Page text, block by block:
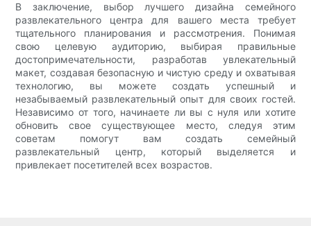
В заключение, выбор лучшего дизайна семейного
развлекательного центра для вашего места требует
тщательного планирования и рассмотрения. Понимая
свою целевую аудиторию, выбирая правильные
достопримечательности, разработав увлекательный
макет, создавая безопасную и чистую среду и охватывая
технологию, вы можете создать успешный и
незабываемый развлекательный опыт для своих гостей.
Независимо от того, начинаете ли вы с нуля или хотите
обновить свое существующее место, следуя этим
советам помогут вам создать семейный
развлекательный центр, который выделяется и
привлекает посетителей всех возрастов.